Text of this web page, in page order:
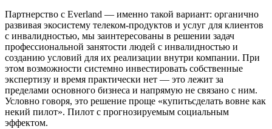
Партнерство с Everland — именно такой вариант: органично
развивая экосистему телеком-продуктов и услуг для клиентов
с инвалидностью, мы заинтересованы в решении задач
профессиональной занятости людей с инвалидностью и
созданию условий для их реализации внутри компании. При
этом возможности системно инвестировать собственные
экспертизу и время практически нет — это лежит за
пределами основного бизнеса и напрямую не связано с ним.
Условно говоря, это решение проще «купитьсделать вовне как
некий пилот». Пилот с прогнозируемым социальным
эффектом.